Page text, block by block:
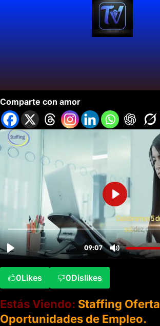
Comparte con amor
0Likes 0Dislikes
Estás Viendo: Staffing Oferta
Oportunidades de Empleo.